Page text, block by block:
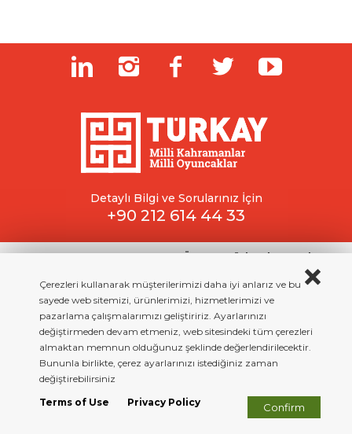
Confirm
Çerezleri kullanarak müşterilerimizi daha iyi anlarız ve bu
sayede web sitemizi, ürünlerimizi, hizmetlerimizi ve
pazarlama çalışmalarımızı geliştiririz. Ayarlarınızı
değiştirmeden devam etmeniz, web sitesindeki tüm çerezleri
almaktan memnun olduğunuz şeklinde değerlendirilecektir.
Bununla birlikte, çerez ayarlarınızı istediğiniz zaman
değiştirebilirsiniz
Terms of Use
Privacy Policy
Detaylı Bilgi ve Sorularınız İçin
+90 212 614 44 33
Copyright © 2023 All rigth reserved.TÜRKAY - Türk Kahramanlarını
ve Geleneksel Oyuncakları Araştırma ve Yaşatma Derneği
Kullanım Koşullar
Gizlilik Sözleşmesi Site By Beework